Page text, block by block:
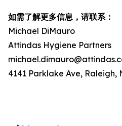
如需了解更多信息，请联系：
Michael DiMauro
Attindas Hygiene Partners
4141 Parklake Ave, Raleigh,